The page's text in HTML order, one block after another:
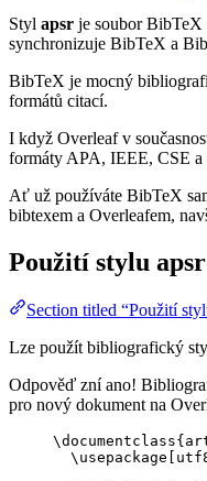
Styl apsr je soubor BibTeX
synchronizuje BibTeX a
BibTeX je mocný
formátů citací.
I když Overleaf v
formáty APA, IEEE, CSE a
Ať už používáte BibTeX
bibtexem a Overleafem,
Použití stylu apsr
Section titled “Použití
Lze použít bibliografický
Odpověď zní ano!
pro nový dokument na
\documentclass{
\usepackage